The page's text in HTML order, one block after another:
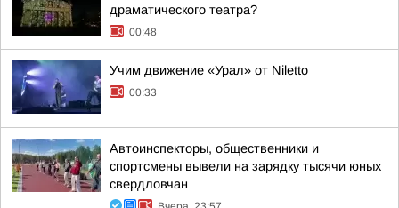
драматического театра?
00:48
Учим движение «Урал» от Niletto
00:33
Автоинспекторы, общественники и
спортсмены вывели на зарядку тысячи юных
свердловчан